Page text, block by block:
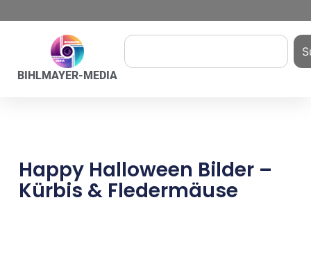
BIHLMAYER-MEDIA
Happy Halloween Bilder –
Kürbis & Fledermäuse